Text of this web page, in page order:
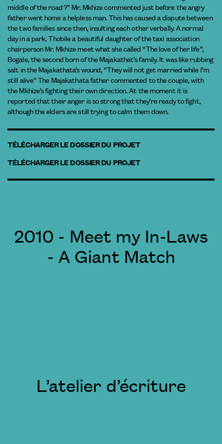
middle of the road ?” Mr. Mkhize commented just before the angry
father went home a helpless man. This has caused a dispute between
the two families since then, insulting each other verbally. A normal
day in a park, Thobile a beautiful daughter of the taxi association
chairperson Mr. Mkhize meet what she called “The love of her life”,
Bogale, the second born of the Majakathat’s family. It was like rubbing
salt in the Majakathata’s wound, “They will not get married while I’m
still alive” The Majakathata father commented to the couple, with
the Mkhize’s fighting their own direction. At the moment it is
reported that their anger is so strong that they’re ready to fight,
although the elders are still trying to calm them down.
TÉLÉCHARGER LE DOSSIER DU PROJET
TÉLÉCHARGER LE DOSSIER DU PROJET
2010 - Meet my In-Laws
- A Giant Match
L’atelier d’écriture